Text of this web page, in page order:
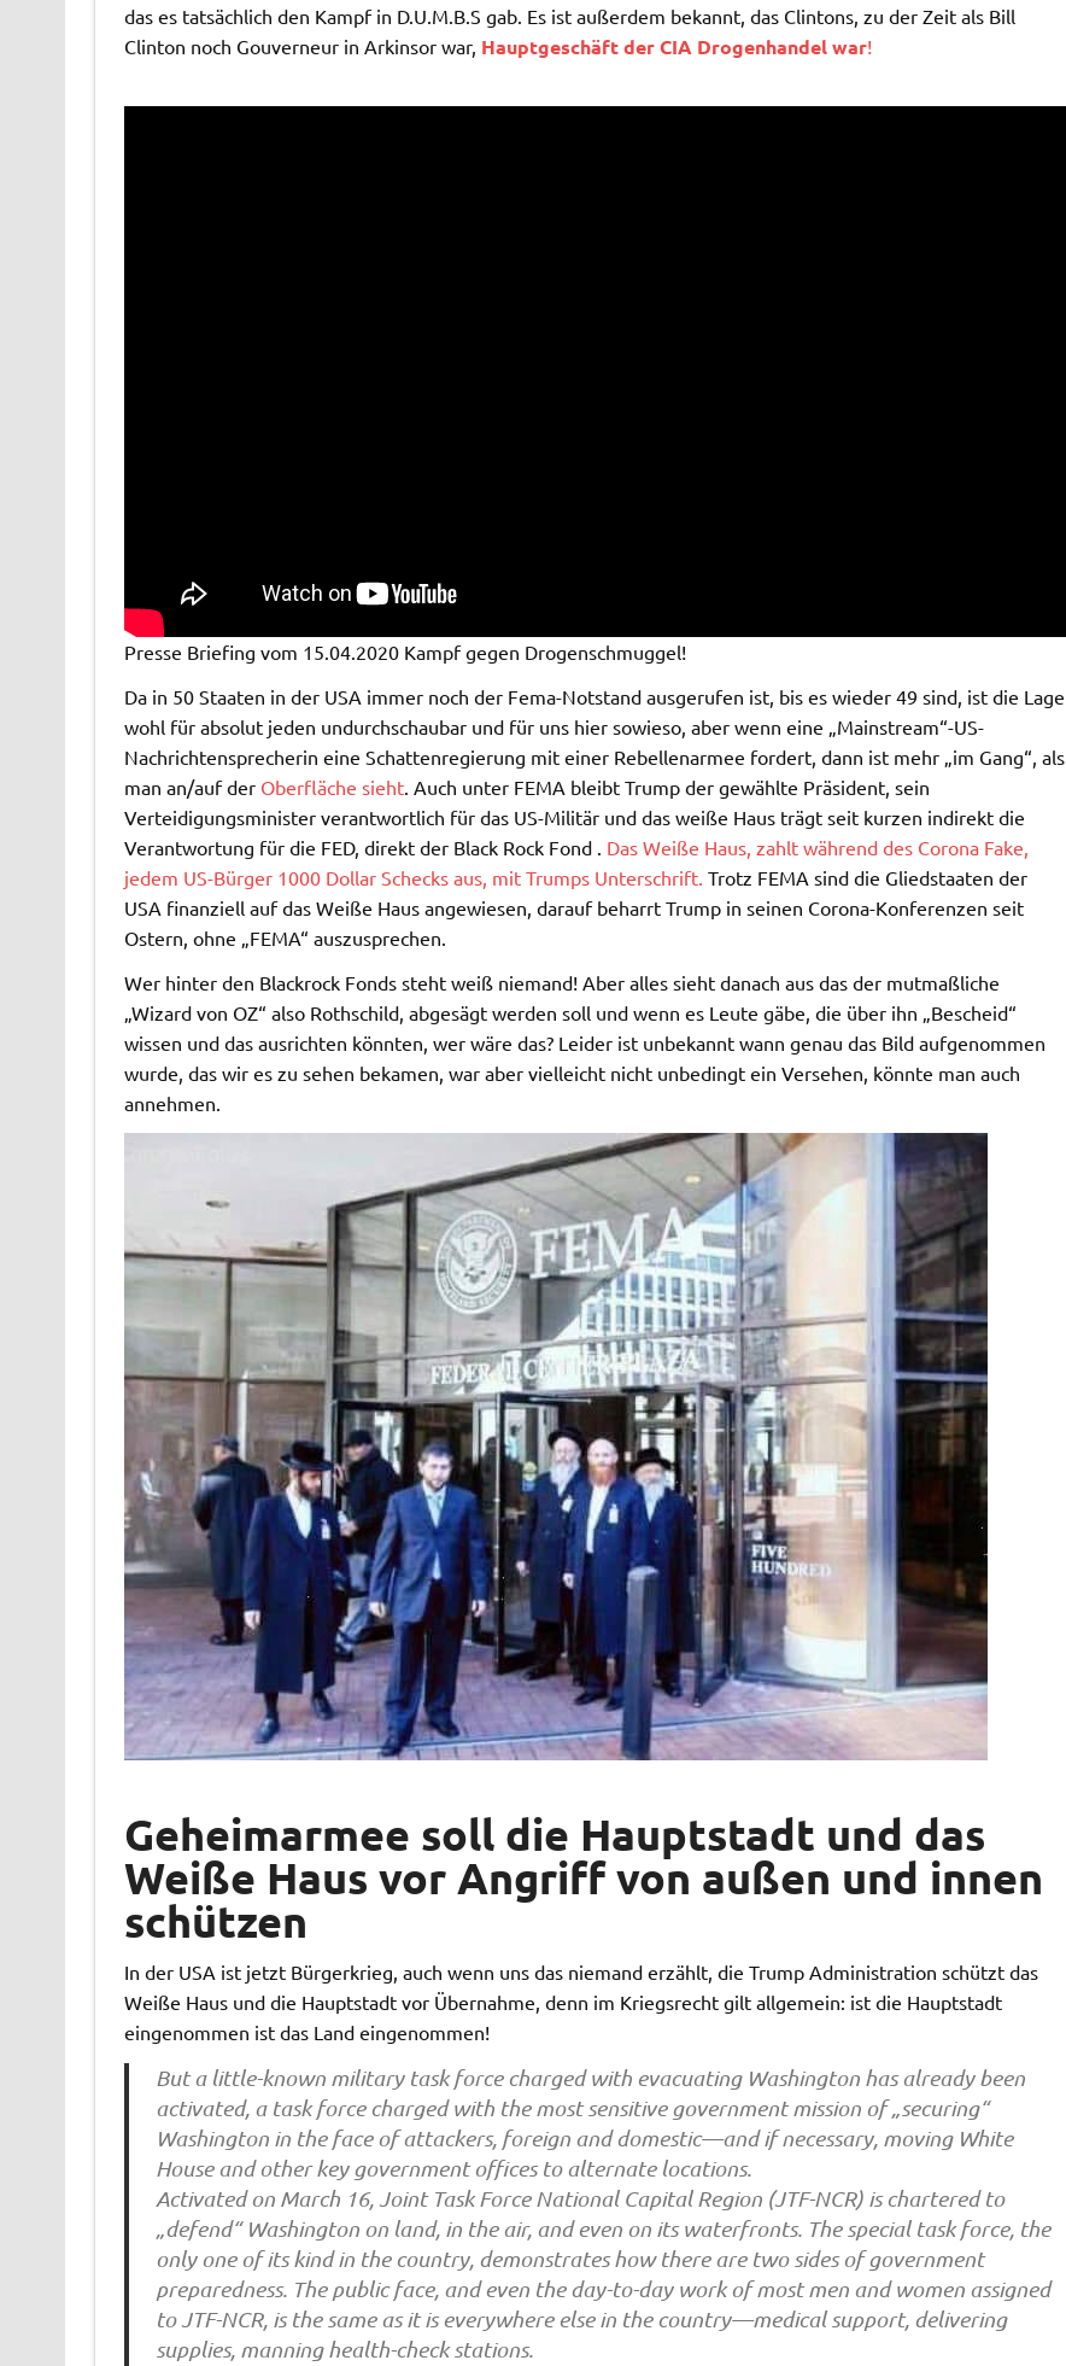
das es tatsächlich den Kampf in D.U.M.B.S gab. Es ist außerdem bekannt, das Clintons, zu der Zeit als Bill
Clinton noch Gouverneur in Arkinsor war, Hauptgeschäft der CIA Drogenhandel war!
Presse Briefing vom 15.04.2020 Kampf gegen Drogenschmuggel!
Da in 50 Staaten in der USA immer noch der Fema-Notstand ausgerufen ist, bis es wieder 49 sind, ist die Lage
wohl für absolut jeden undurchschaubar und für uns hier sowieso, aber wenn eine „Mainstream“-US-
Nachrichtensprecherin eine Schattenregierung mit einer Rebellenarmee fordert, dann ist mehr „im Gang“, als
man an/auf der Oberfläche sieht. Auch unter FEMA bleibt Trump der gewählte Präsident, sein
Verteidigungsminister verantwortlich für das US-Militär und das weiße Haus trägt seit kurzen indirekt die
Verantwortung für die FED, direkt der Black Rock Fond . Das Weiße Haus, zahlt während des Corona Fake,
jedem US-Bürger 1000 Dollar Schecks aus, mit Trumps Unterschrift. Trotz FEMA sind die Gliedstaaten der
USA finanziell auf das Weiße Haus angewiesen, darauf beharrt Trump in seinen Corona-Konferenzen seit
Ostern, ohne „FEMA“ auszusprechen.
Wer hinter den Blackrock Fonds steht weiß niemand! Aber alles sieht danach aus das der mutmaßliche
„Wizard von OZ“ also Rothschild, abgesägt werden soll und wenn es Leute gäbe, die über ihn „Bescheid“
wissen und das ausrichten könnten, wer wäre das? Leider ist unbekannt wann genau das Bild aufgenommen
wurde, das wir es zu sehen bekamen, war aber vielleicht nicht unbedingt ein Versehen, könnte man auch
annehmen.
Geheimarmee soll die Hauptstadt und das
Weiße Haus vor Angriff von außen und innen
schützen
In der USA ist jetzt Bürgerkrieg, auch wenn uns das niemand erzählt, die Trump Administration schützt das
Weiße Haus und die Hauptstadt vor Übernahme, denn im Kriegsrecht gilt allgemein: ist die Hauptstadt
eingenommen ist das Land eingenommen!
But a little-known military task force charged with evacuating Washington has already been
activated, a task force charged with the most sensitive government mission of „securing“
Washington in the face of attackers, foreign and domestic—and if necessary, moving White
House and other key government offices to alternate locations.
Activated on March 16, Joint Task Force National Capital Region (JTF-NCR) is chartered to
„defend“ Washington on land, in the air, and even on its waterfronts. The special task force, the
only one of its kind in the country, demonstrates how there are two sides of government
preparedness. The public face, and even the day-to-day work of most men and women assigned
to JTF-NCR, is the same as it is everywhere else in the country—medical support, delivering
supplies, manning health-check stations.